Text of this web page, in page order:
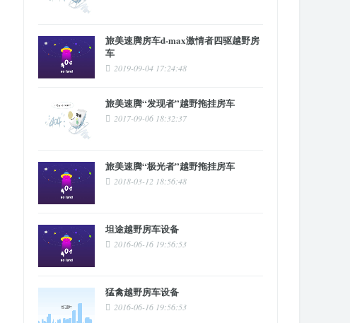
旅美速腾房车d-max激情者四驱越野房
车
2019-09-04 17:24:48
旅美速腾“发现者”越野拖挂房车
2017-09-06 18:32:37
旅美速腾“极光者”越野拖挂房车
2018-03-12 18:56:48
坦途越野房车设备
2016-06-16 19:56:53
猛禽越野房车设备
2016-06-16 19:56:53